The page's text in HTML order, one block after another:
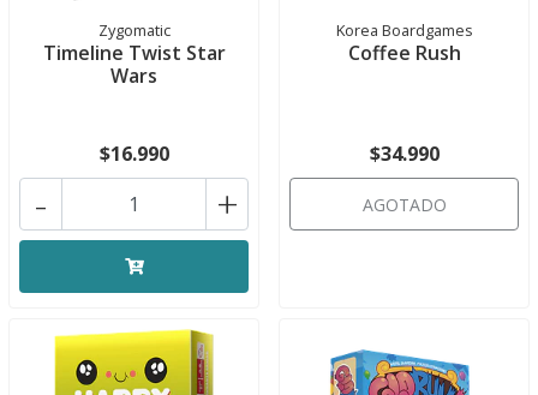
Zygomatic
Timeline Twist Star
Wars
$16.990
+
-
Korea Boardgames
Coffee Rush
$34.990
AGOTADO